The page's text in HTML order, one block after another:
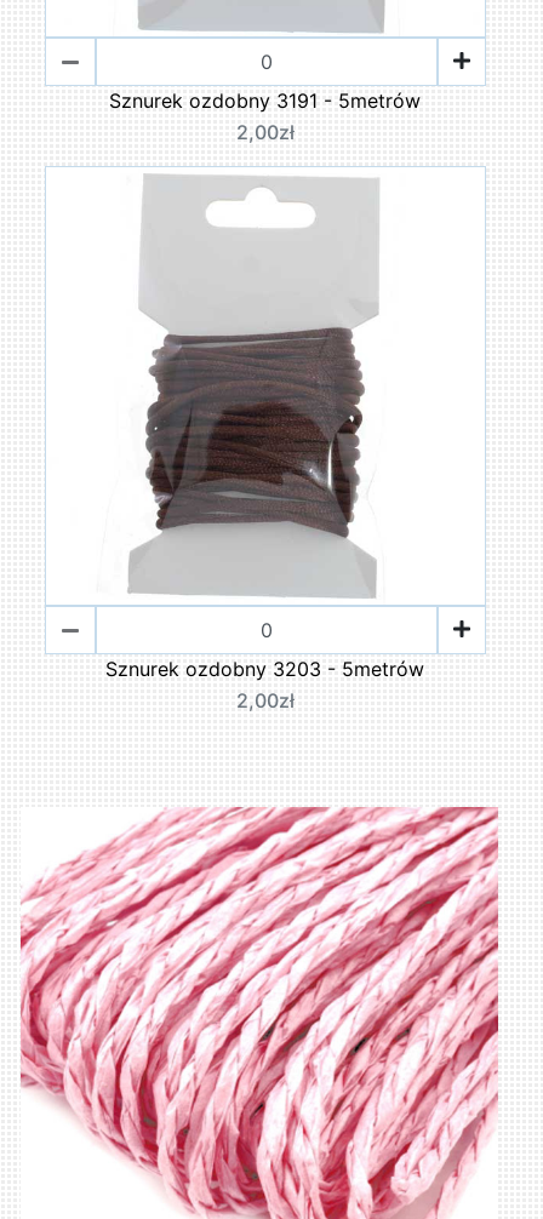
Sznurek ozdobny 3191 - 5metrów
2,00zł
Sznurek ozdobny 3203 - 5metrów
2,00zł